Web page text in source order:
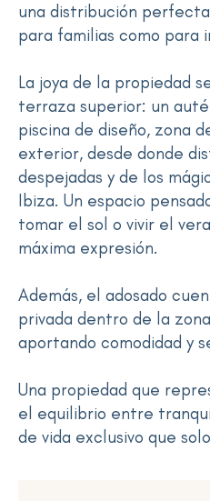
una distribución
para familias como para
La joya de la propiedad
terraza superior: un
piscina de diseño, zona
exterior, desde donde
despejadas y de los
Ibiza. Un espacio
tomar el sol o vivir el
máxima expresión.
Además, el adosado
privada dentro de la
aportando comodidad y
Una propiedad que
el equilibrio entre
de vida exclusivo que